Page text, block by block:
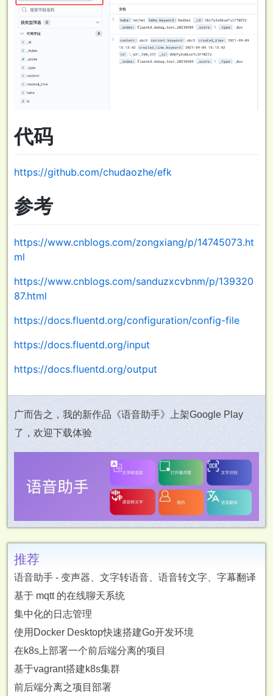
代码
https://github.com/chudaozhe/efk
参考
https://www.cnblogs.com/zongxiang/p/14745073.ht
ml
https://www.cnblogs.com/sanduzxcvbnm/p/139320
87.html
https://docs.fluentd.org/configuration/config-file
https://docs.fluentd.org/input
https://docs.fluentd.org/output
广而告之，我的新作品《语音助手》上架Google Play
了，欢迎下载体验
推荐
语音助手 - 变声器、文字转语音、语音转文字、字幕翻译
基于 mqtt 的在线聊天系统
集中化的日志管理
使用Docker Desktop快速搭建Go开发环境
在k8s上部署一个前后端分离的项目
基于vagrant搭建k8s集群
前后端分离之项目部署